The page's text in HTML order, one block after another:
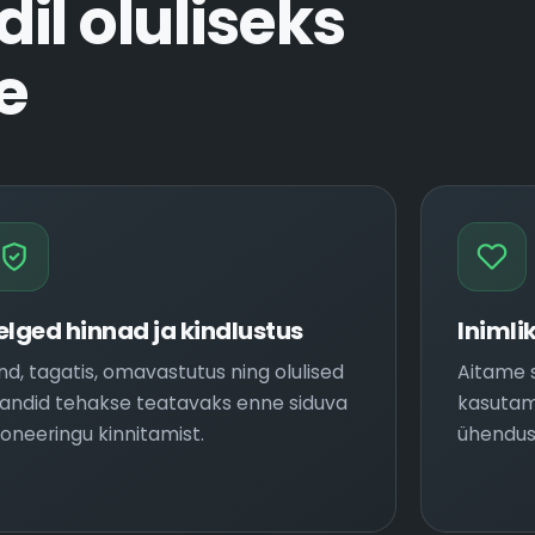
oluliseks
hinnad ja kindlustus
tagatis, omavastutus ning olulised
tehakse teatavaks enne siduva
kinnitamist.
Aitame